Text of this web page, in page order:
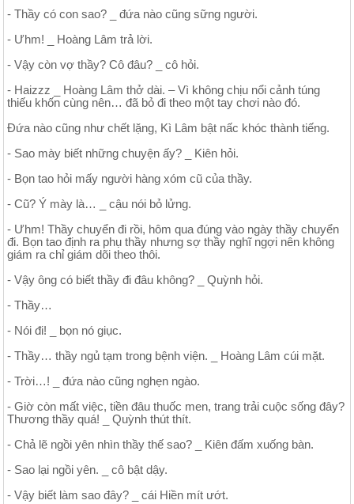
- Thầy có con sao? _ đứa nào cũng sững người.
- Ưhm! _ Hoàng Lâm trả lời.
- Vậy còn vợ thầy? Cô đâu? _ cô hỏi.
- Haizzz _ Hoàng Lâm thở dài. – Vì không chịu nổi cảnh túng
thiếu khốn cùng nên… đã bỏ đi theo một tay chơi nào đó.
Đứa nào cũng như chết lặng, Kì Lâm bật nấc khóc thành tiếng.
- Sao mày biết những chuyện ấy? _ Kiên hỏi.
- Bọn tao hỏi mấy người hàng xóm cũ của thầy.
- Cũ? Ý mày là… _ cậu nói bỏ lửng.
- Ưhm! Thầy chuyển đi rồi, hôm qua đúng vào ngày thầy chuyển
đi. Bọn tao định ra phụ thầy nhưng sợ thầy nghĩ ngợi nên không
giám ra chỉ giám dõi theo thôi.
- Vậy ông có biết thầy đi đâu không? _ Quỳnh hỏi.
- Thầy…
- Nói đi! _ bọn nó giục.
- Thầy… thầy ngủ tạm trong bệnh viện. _ Hoàng Lâm cúi mặt.
- Trời…! _ đứa nào cũng nghẹn ngào.
- Giờ còn mất việc, tiền đâu thuốc men, trang trải cuộc sống đây?
Thương thầy quá! _ Quỳnh thút thít.
- Chả lẽ ngồi yên nhìn thầy thế sao? _ Kiên đấm xuống bàn.
- Sao lại ngồi yên. _ cô bật dậy.
- Vậy biết làm sao đây? _ cái Hiền mít ướt.